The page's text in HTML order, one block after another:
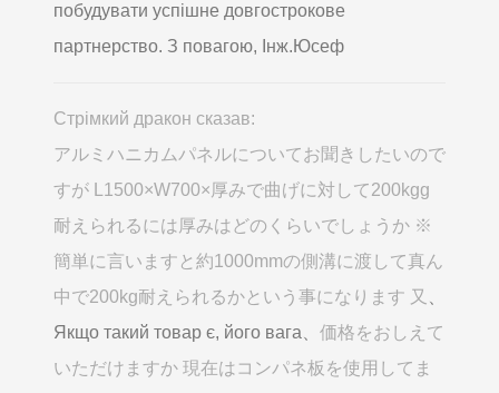
побудувати успішне довгострокове
партнерство. З повагою, Інж.Юсеф
Стрімкий дракон сказав:
アルミハニカムパネルについてお聞きしたいので
すが L1500×W700×厚みで曲げに対して200kgg
耐えられるには厚みはどのくらいでしょうか ※
簡単に言いますと約1000mmの側溝に渡して真ん
中で200kg耐えられるかという事になります 又
Якщо такий товар є, його вага、 価格をおしえて
いただけますか 現在はコンパネ板を使用してま